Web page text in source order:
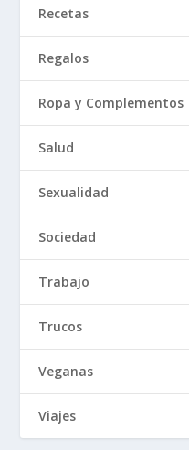
Recetas
Regalos
Ropa y Complementos
Salud
Sexualidad
Sociedad
Trabajo
Trucos
Veganas
Viajes